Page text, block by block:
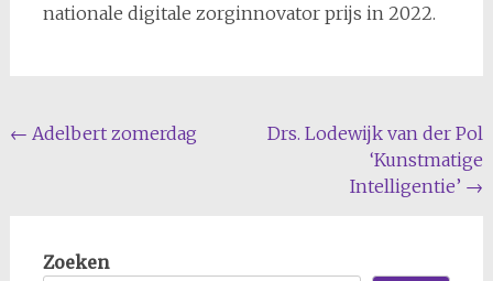
nationale digitale zorginnovator prijs in 2022.
Bericht
← Adelbert zomerdag
Drs. Lodewijk van der Pol
‘Kunstmatige
Intelligentie’ →
Zoeken